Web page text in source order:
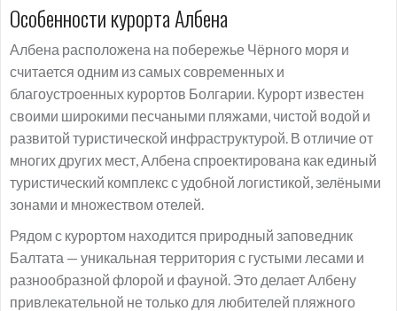
Особенности курорта Албена
Албена расположена на побережье Чёрного моря и
считается одним из самых современных и
благоустроенных курортов Болгарии. Курорт известен
своими широкими песчаными пляжами, чистой водой и
развитой туристической инфраструктурой. В отличие от
многих других мест, Албена спроектирована как единый
туристический комплекс с удобной логистикой, зелёными
зонами и множеством отелей.
Рядом с курортом находится природный заповедник
Балтата — уникальная территория с густыми лесами и
разнообразной флорой и фауной. Это делает Албену
привлекательной не только для любителей пляжного